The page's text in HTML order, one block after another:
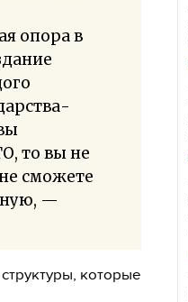
опора в
то вы не
сможете
—
которые